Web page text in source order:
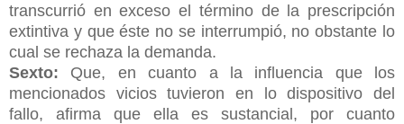
transcurrió en exceso el término de la prescripción
extintiva y que éste no se interrumpió, no obstante lo
cual se rechaza la demanda.
Sexto: Que, en cuanto a la influencia que los
mencionados vicios tuvieron en lo dispositivo del
fallo, afirma que ella es sustancial, por cuanto